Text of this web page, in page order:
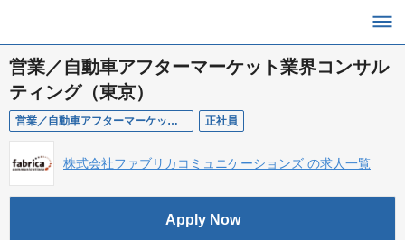
営業／自動車アフターマーケット業界コンサル
ティング（東京）
営業／自動車アフターマーケット業界コンサルティング（東京） 正社員
株式会社ファブリカコミュニケーションズ の求人一覧
Apply Now